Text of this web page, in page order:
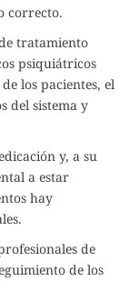
correcto.
tratamiento
psiquiátricos
los pacientes, el
del sistema y
y, a su
a estar
hay
de
de los